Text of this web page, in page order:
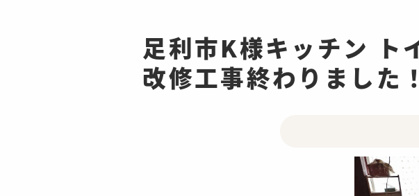
足利市K様キッチン ト
改修工事終わりました！